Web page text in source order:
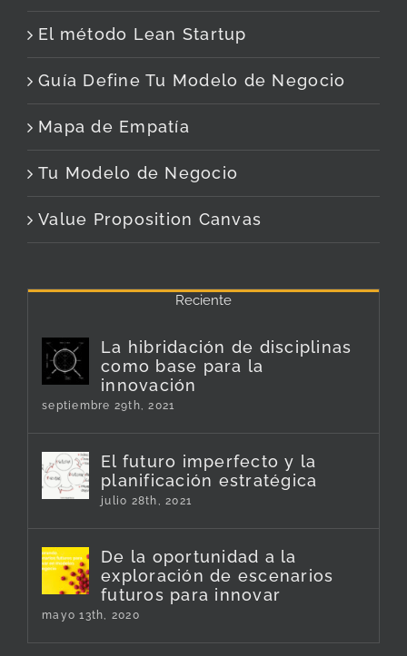
El método Lean Startup
Guía Define Tu Modelo de Negocio
Mapa de Empatía
Tu Modelo de Negocio
Value Proposition Canvas
Reciente
La hibridación de disciplinas
como base para la
innovación
septiembre 29th, 2021
El futuro imperfecto y la
planificación estratégica
julio 28th, 2021
De la oportunidad a la
exploración de escenarios
futuros para innovar
mayo 13th, 2020